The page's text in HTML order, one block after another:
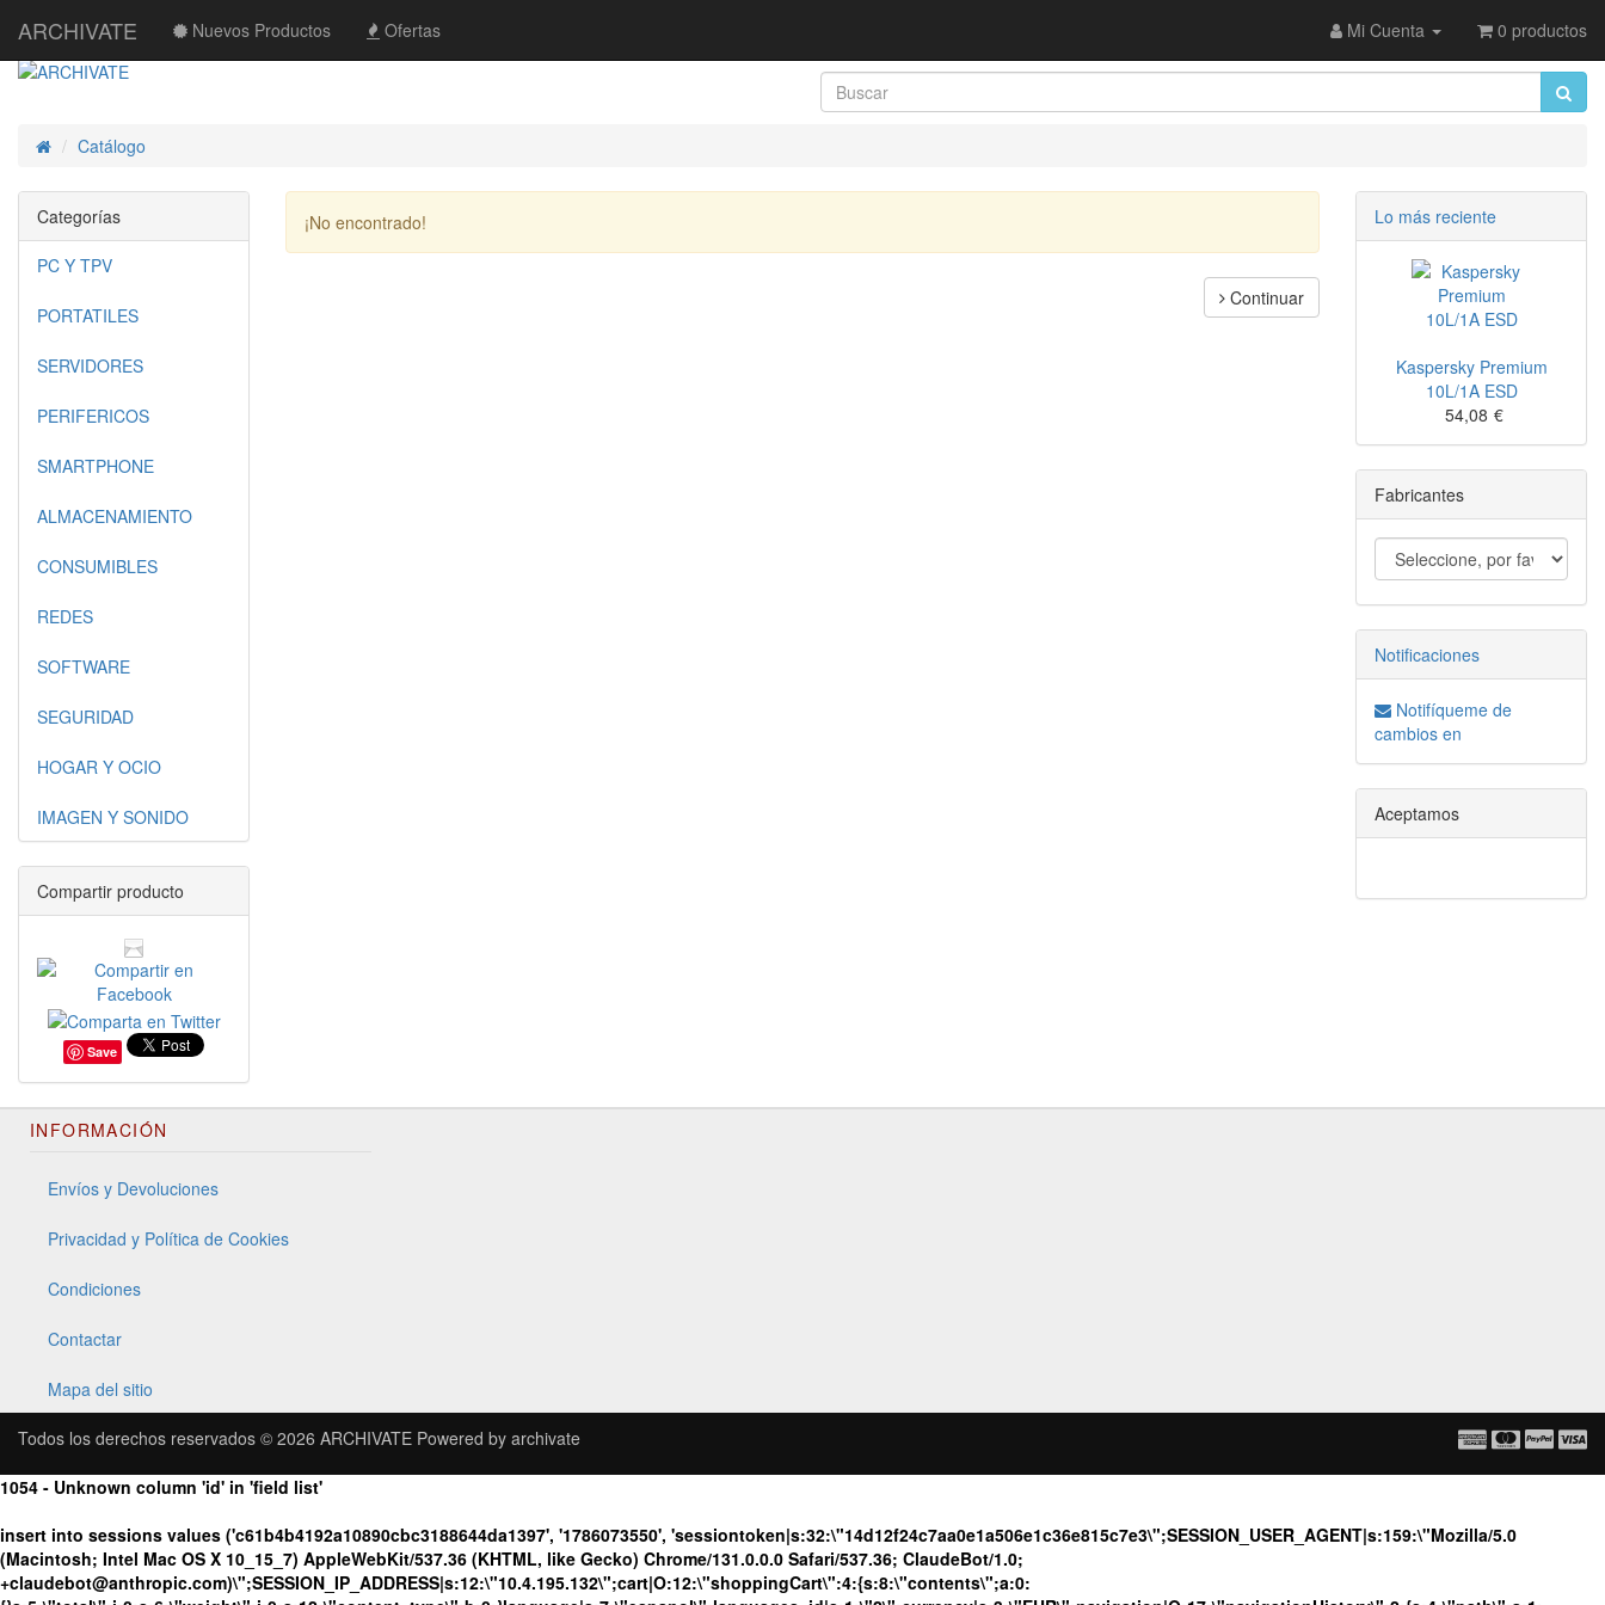
ARCHIVATE Nuevos Productos Ofertas Mi Cuenta 0 productos
InicioCatálogo
¡No encontrado!
Continuar
Categorías
PC Y TPV
PORTATILES
SERVIDORES
PERIFERICOS
SMARTPHONE
ALMACENAMIENTO
CONSUMIBLES
REDES
SOFTWARE
SEGURIDAD
HOGAR Y OCIO
IMAGEN Y SONIDO
Compartir producto
Save
Lo más reciente
Kaspersky Premium
10L/1A ESD
54,08 €
Fabricantes
Notificaciones
Notifíqueme de
cambios en
Aceptamos
INFORMACIÓN
Envíos y Devoluciones
Privacidad y Política de Cookies
Condiciones
Contactar
Mapa del sitio
Todos los derechos reservados © 2026 ARCHIVATE Powered by archivate
1054 - Unknown column 'id' in 'field list'
insert into sessions values ('c61b4b4192a10890cbc3188644da1397', '1786073550', 'sessiontoken|s:32:\"14d12f24c7aa0e1a506e1c36e815c7e3\";SESSION_USER_AGENT|s:159:\"Mozilla/5.0
(Macintosh; Intel Mac OS X 10_15_7) AppleWebKit/537.36 (KHTML, like Gecko) Chrome/131.0.0.0 Safari/537.36; ClaudeBot/1.0;
+claudebot@anthropic.com)\";SESSION_IP_ADDRESS|s:12:\"10.4.195.132\";cart|O:12:\"shoppingCart\":4:{s:8:\"contents\";a:0: